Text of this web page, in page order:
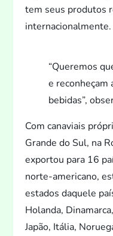
tem seus produtos
internacionalmente.
“Queremos
e reconheçam
bebidas”,
Com canaviais
Grande do Sul, na
exportou para 16
norte-americano,
estados daquele
Holanda,
Japão, Itália,